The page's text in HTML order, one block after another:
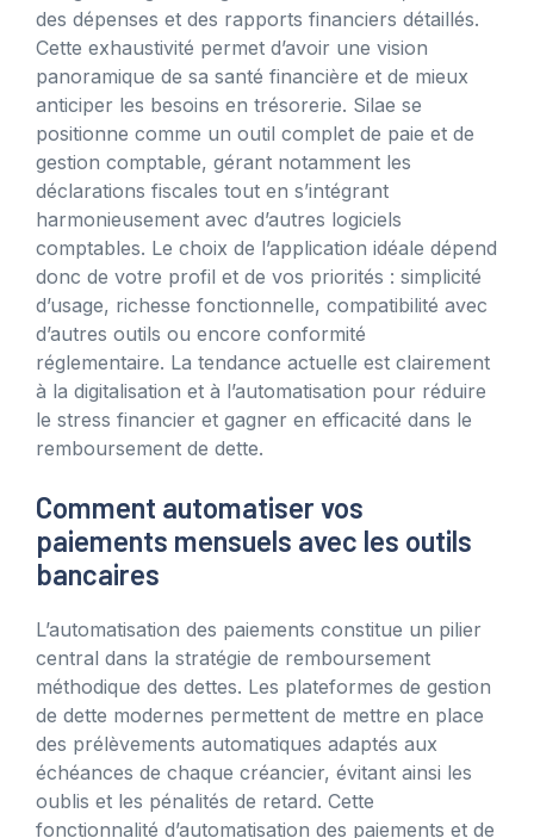
des dépenses et des rapports financiers détaillés.
Cette exhaustivité permet d’avoir une vision
panoramique de sa santé financière et de mieux
anticiper les besoins en trésorerie. Silae se
positionne comme un outil complet de paie et de
gestion comptable, gérant notamment les
déclarations fiscales tout en s’intégrant
harmonieusement avec d’autres logiciels
comptables. Le choix de l’application idéale dépend
donc de votre profil et de vos priorités : simplicité
d’usage, richesse fonctionnelle, compatibilité avec
d’autres outils ou encore conformité
réglementaire. La tendance actuelle est clairement
à la digitalisation et à l’automatisation pour réduire
le stress financier et gagner en efficacité dans le
remboursement de dette.
Comment automatiser vos
paiements mensuels avec les outils
bancaires
L’automatisation des paiements constitue un pilier
central dans la stratégie de remboursement
méthodique des dettes. Les plateformes de gestion
de dette modernes permettent de mettre en place
des prélèvements automatiques adaptés aux
échéances de chaque créancier, évitant ainsi les
oublis et les pénalités de retard. Cette
fonctionnalité d’automatisation des paiements et de